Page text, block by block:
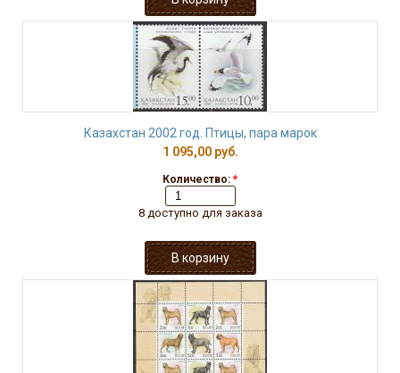
Казахстан 2002 год. Птицы, пара марок
1 095,00 руб.
Количество: *
8 доступно для заказа